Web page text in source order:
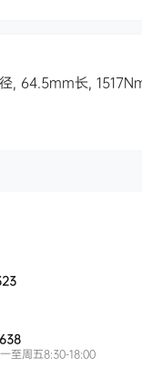
, 64.5mm长,
至周五8:30-18:00